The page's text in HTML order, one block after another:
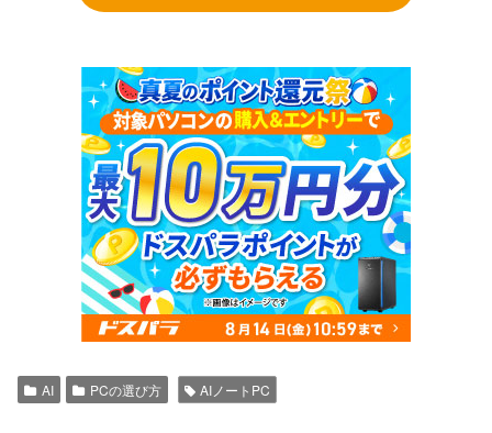
AI PCの選び方 AIノートPC